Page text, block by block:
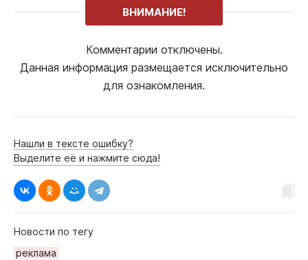
ВНИМАНИЕ!
Комментарии отключены.
Данная информация размещается исключительно
для ознакомления.
Нашли в тексте ошибку?
Выделите её и нажмите сюда!
Новости по тегу
рeклама